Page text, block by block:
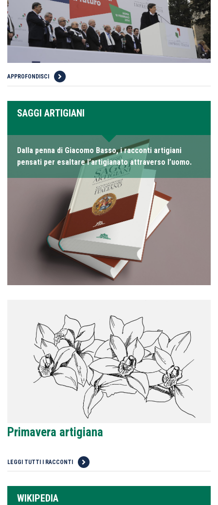
APPROFONDISCI
SAGGI ARTIGIANI
Dalla penna di Giacomo Basso, i racconti artigiani
pensati per esaltare l’artigianato attraverso l’uomo.
Primavera artigiana
LEGGI TUTTI I RACCONTI
WIKIPEDIA